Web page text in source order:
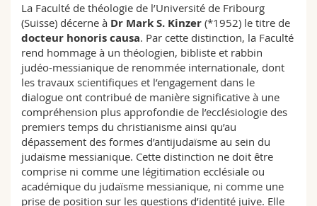
La Faculté de théologie de l’Université de Fribourg
(Suisse) décerne à Dr Mark S. Kinzer (*1952) le titre de
docteur honoris causa. Par cette distinction, la Faculté
rend hommage à un théologien, bibliste et rabbin
judéo-messianique de renommée internationale, dont
les travaux scientifiques et l’engagement dans le
dialogue ont contribué de manière significative à une
compréhension plus approfondie de l’ecclésiologie des
premiers temps du christianisme ainsi qu’au
dépassement des formes d’antijudaïsme au sein du
judaïsme messianique. Cette distinction ne doit être
comprise ni comme une légitimation ecclésiale ou
académique du judaïsme messianique, ni comme une
prise de position sur les questions d’identité juive. Elle